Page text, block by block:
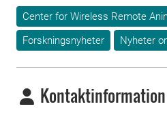
Center for Wireless Remote
Forskningsnyheter
Nyheter
Kontaktinformation